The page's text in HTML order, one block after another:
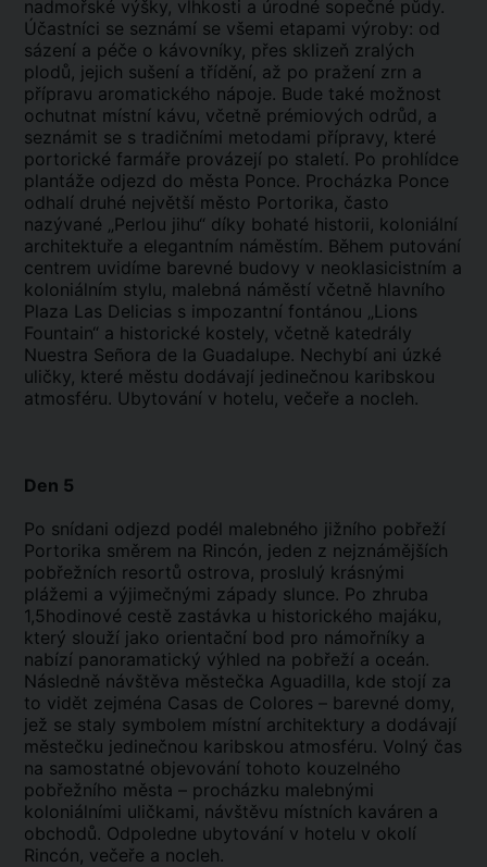
nadmořské výšky, vlhkosti a úrodné sopečné půdy.
Účastníci se seznámí se všemi etapami výroby: od
sázení a péče o kávovníky, přes sklizeň zralých
plodů, jejich sušení a třídění, až po pražení zrn a
přípravu aromatického nápoje. Bude také možnost
ochutnat místní kávu, včetně prémiových odrůd, a
seznámit se s tradičními metodami přípravy, které
portorické farmáře provázejí po staletí. Po prohlídce
plantáže odjezd do města Ponce. Procházka Ponce
odhalí druhé největší město Portorika, často
nazývané „Perlou jihu“ díky bohaté historii, koloniální
architektuře a elegantním náměstím. Během putování
centrem uvidíme barevné budovy v neoklasicistním a
koloniálním stylu, malebná náměstí včetně hlavního
Plaza Las Delicias s impozantní fontánou „Lions
Fountain“ a historické kostely, včetně katedrály
Nuestra Señora de la Guadalupe. Nechybí ani úzké
uličky, které městu dodávají jedinečnou karibskou
atmosféru. Ubytování v hotelu, večeře a nocleh.
Den 5
Po snídani odjezd podél malebného jižního pobřeží
Portorika směrem na Rincón, jeden z nejznámějších
pobřežních resortů ostrova, proslulý krásnými
plážemi a výjimečnými západy slunce. Po zhruba
1,5hodinové cestě zastávka u historického majáku,
který slouží jako orientační bod pro námořníky a
nabízí panoramatický výhled na pobřeží a oceán.
Následně návštěva městečka Aguadilla, kde stojí za
to vidět zejména Casas de Colores – barevné domy,
jež se staly symbolem místní architektury a dodávají
městečku jedinečnou karibskou atmosféru. Volný čas
na samostatné objevování tohoto kouzelného
pobřežního města – procházku malebnými
koloniálními uličkami, návštěvu místních kaváren a
obchodů. Odpoledne ubytování v hotelu v okolí
Rincón, večeře a nocleh.